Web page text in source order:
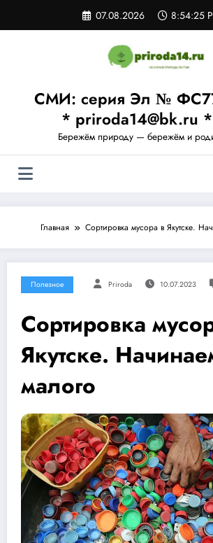
содержимому
07.08.2026 8:54:25
СМИ: серия Эл №
* priroda14@bk.ru
Бережём природу — бережём и
Главная Сортировка мусора в Якутске.
Полезное Priroda 10.07.2023
Сортировка
Якутске.
малого